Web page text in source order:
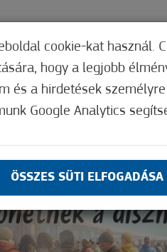
ZÖLD
cookie-kat használ.
hogy a legjobb
és a hirdetések
Google Analytics
ÖSSZES SÜTI ELFOGADÁSA